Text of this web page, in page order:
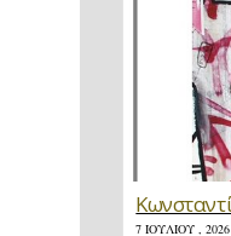
7 ΙΟΥΛΊΟΥ , 2026